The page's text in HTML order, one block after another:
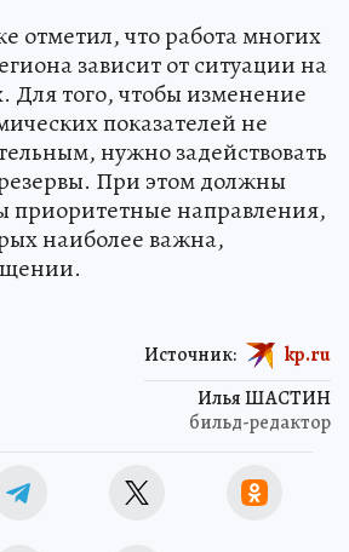
отметил, что работа многих
зависит от ситуации на
Для того, чтобы изменение
показателей не
нужно задействовать
При этом должны
приоритетные направления,
наиболее важна,
Илья ШАСТИН
бильд-редактор
Источник: kp.ru